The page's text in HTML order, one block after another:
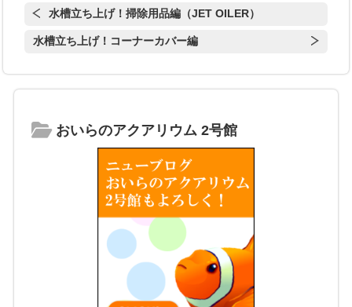
水槽立ち上げ！掃除用品編（JET OILER）
水槽立ち上げ！コーナーカバー編
おいらのアクアリウム 2号館